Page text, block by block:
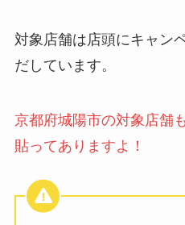
対象店舗は店頭にキャン
だしています。
京都府城陽市の対象店舗
貼ってありますよ！